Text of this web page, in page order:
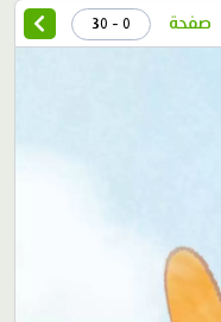
صفحة 0 - 30